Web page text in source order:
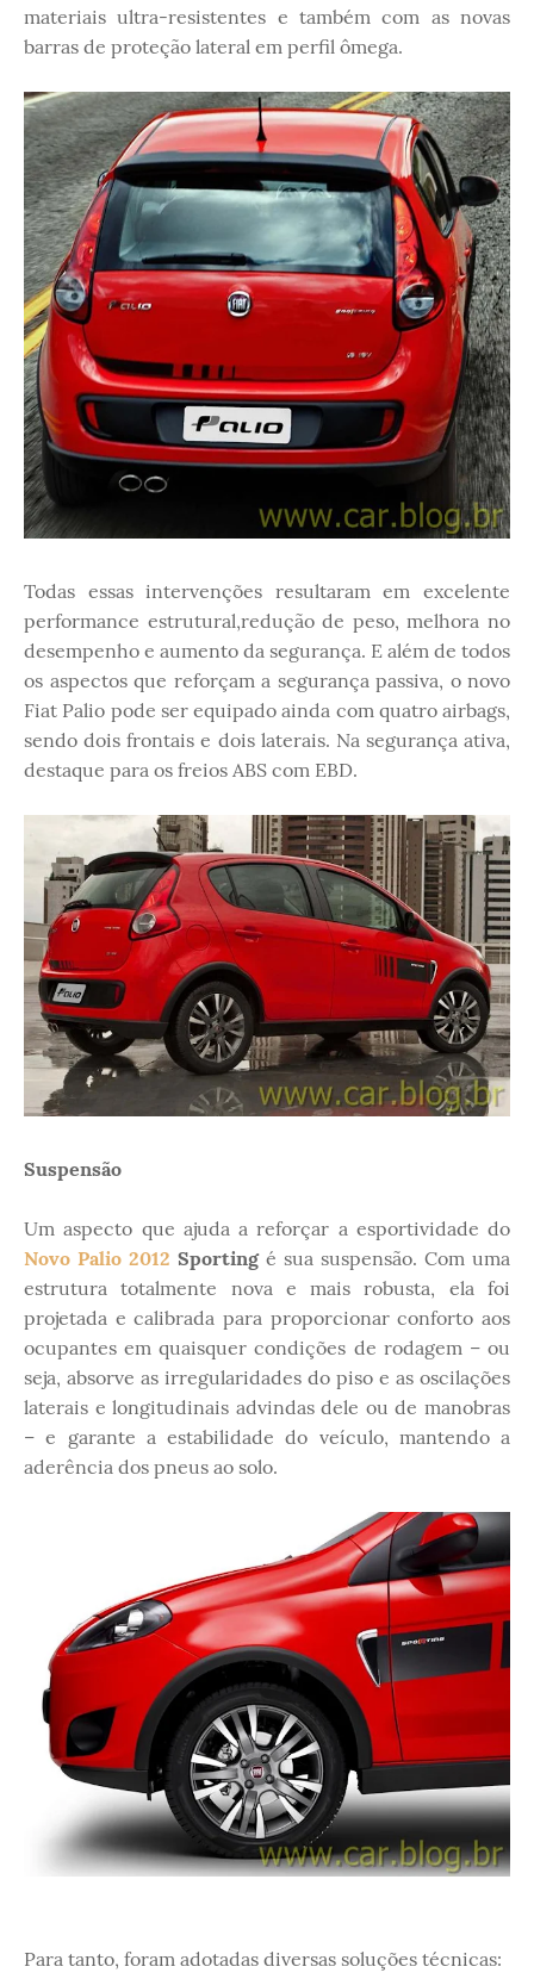
materiais ultra-resistentes e também com as novas
barras de proteção lateral em perfil ômega.
Todas essas intervenções resultaram em excelente
performance estrutural,redução de peso, melhora no
desempenho e aumento da segurança. E além de todos
os aspectos que reforçam a segurança passiva, o novo
Fiat Palio pode ser equipado ainda com quatro airbags,
sendo dois frontais e dois laterais. Na segurança ativa,
destaque para os freios ABS com EBD.
Suspensão
Um aspecto que ajuda a reforçar a esportividade do
Novo Palio 2012 Sportingé sua suspensão. Com uma
estrutura totalmente nova e mais robusta, ela foi
projetada e calibrada para proporcionar conforto aos
ocupantes em quaisquer condições de rodagem – ou
seja, absorve as irregularidades do piso e as oscilações
laterais e longitudinais advindas dele ou de manobras
– e garante a estabilidade do veículo, mantendo a
aderência dos pneus ao solo.
Para tanto, foram adotadas diversas soluções técnicas: